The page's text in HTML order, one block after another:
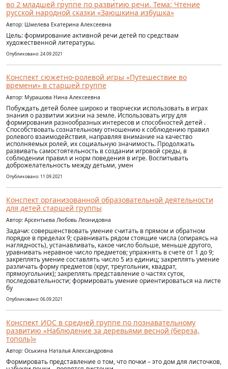
во 2 младшей группе по развитию речи. Тема: Чтение
русской народной сказки «Заюшкина избушка»
Автор: Шмелева Екатерина Алексеевна
Цель: формирование активной речи детей по средствам
художественной литературы.
Опубликовано: 24.09.2021
Конспект сюжетно-ролевой игры «Путешествие во
времени» в старшей группе
Автор: Мурашова Нина Алексеевна
Побуждать детей более широко и творчески использовать в играх
знания о развитии жизни на земле. Использовать игру для
формирования разнообразных интересов и способностей детей .
Способствовать сознательному отношению к соблюдению правил
ролевого взаимодействия, направляя внимание на качество
исполняемых ролей, их социальную значимость. Продолжать
развивать самостоятельность в создании игровой среды, в
соблюдении правил и норм поведения в игре. Воспитывать
доброжелательность между детьми, умен
Опубликовано: 11.09.2021
Конспект организованной образовательной деятельности
для детей старшей группы
Автор: Арсентьева Любовь Леонидовна
Задачи: совершенствовать умение считать в прямом и обратном
порядке в пределах 9; сравнивать рядом стоящие числа (опираясь на
наглядность), устанавливать, какое число больше, меньше другого,
уравнивать неравное число предметов; упражнять в счете от 1 до 9;
закреплять умение составлять число 5 из единиц; закреплять умение
различать форму предметов (круг, треугольник, квадрат,
прямоугольник); закреплять представление о частях суток,
последовательности; формировать умение ориентироваться на листе
бу
Опубликовано: 06.09.2021
Конспект ИОС в средней группе по познавательному
развитию «Наблюдение за деревьями весной (береза,
тополь)»
Автор: Оськина Наталья Александровна
Формировать представление о том, что почки – это дом для листочков,